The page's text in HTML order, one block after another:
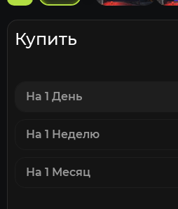
Купить
На 1 День
На 1 Неделю
На 1 Месяц